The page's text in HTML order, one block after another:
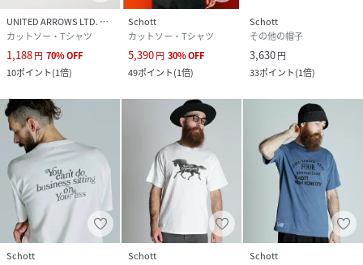
UNITED ARROWS LTD. OUTLET
カットソー・Tシャツ
1,188円 70%OFF
10ポイント(1倍)
Schott
カットソー・Tシャツ
5,390円 30%OFF
49ポイント(1倍)
Schott
その他の帽子
3,630円
33ポイント(1倍)
Schott
Schott
Schott